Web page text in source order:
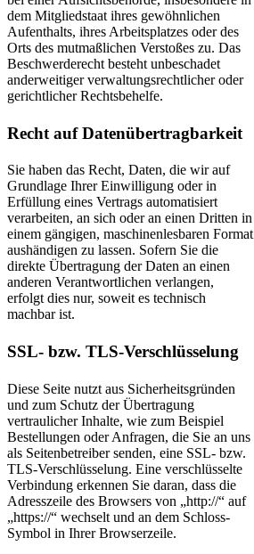
dem Mitgliedstaat ihres gewöhnlichen
Aufenthalts, ihres Arbeitsplatzes oder des
Orts des mutmaßlichen Verstoßes zu. Das
Beschwerderecht besteht unbeschadet
anderweitiger verwaltungsrechtlicher oder
gerichtlicher Rechtsbehelfe.
Recht auf Daten­übertrag­barkeit
Sie haben das Recht, Daten, die wir auf
Grundlage Ihrer Einwilligung oder in
Erfüllung eines Vertrags automatisiert
verarbeiten, an sich oder an einen Dritten in
einem gängigen, maschinenlesbaren Format
aushändigen zu lassen. Sofern Sie die
direkte Übertragung der Daten an einen
anderen Verantwortlichen verlangen,
erfolgt dies nur, soweit es technisch
machbar ist.
SSL- bzw. TLS-Verschlüsselung
Diese Seite nutzt aus Sicherheitsgründen
und zum Schutz der Übertragung
vertraulicher Inhalte, wie zum Beispiel
Bestellungen oder Anfragen, die Sie an uns
als Seitenbetreiber senden, eine SSL- bzw.
TLS-Verschlüsselung. Eine verschlüsselte
Verbindung erkennen Sie daran, dass die
Adresszeile des Browsers von „http://“ auf
„https://“ wechselt und an dem Schloss-
Symbol in Ihrer Browserzeile.